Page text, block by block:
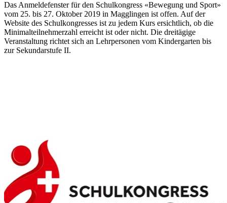
Das Anmeldefenster für den Schulkongress «Bewegung und Sport»
vom 25. bis 27. Oktober 2019 in Magglingen ist offen. Auf der
Website des Schulkongresses ist zu jedem Kurs ersichtlich, ob die
Minimalteilnehmerzahl erreicht ist oder nicht. Die dreitägige
Veranstaltung richtet sich an Lehrpersonen vom Kindergarten bis
zur Sekundarstufe II.